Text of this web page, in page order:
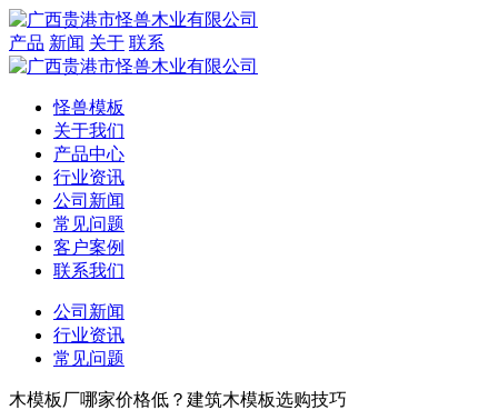
产品 新闻 关于 联系
怪兽模板
关于我们
产品中心
行业资讯
公司新闻
常见问题
客户案例
联系我们
公司新闻
行业资讯
常见问题
木模板厂哪家价格低？建筑木模板选购技巧